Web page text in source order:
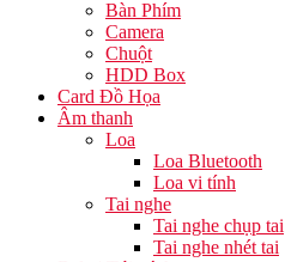
Bàn Phím
Camera
Chuột
HDD Box
Card Đồ Họa
Âm thanh
Loa
Loa Bluetooth
Loa vi tính
Tai nghe
Tai nghe chụp tai
Tai nghe nhét tai